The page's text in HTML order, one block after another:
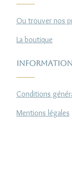
Ou trouver nos
La boutique
Conditions
Mentions légales